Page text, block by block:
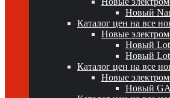
Новый
Каталог цен на все
Новые
Новый
Новый
Каталог цен на все
Новые
Новый